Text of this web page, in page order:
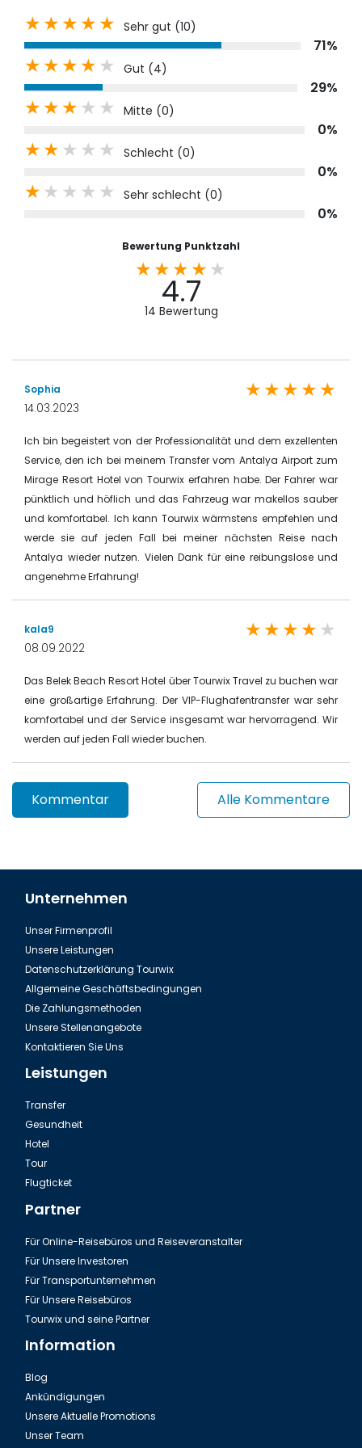
Sehr gut (10)
71%
Gut (4)
29%
Mitte (0)
0%
Schlecht (0)
0%
Sehr schlecht (0)
0%
Bewertung Punktzahl
4.7
14 Bewertung
Sophia
14.03.2023
Ich bin begeistert von der Professionalität und dem exzellenten
Service, den ich bei meinem Transfer vom Antalya Airport zum
Mirage Resort Hotel von Tourwix erfahren habe. Der Fahrer war
pünktlich und höflich und das Fahrzeug war makellos sauber
und komfortabel. Ich kann Tourwix wärmstens empfehlen und
werde sie auf jeden Fall bei meiner nächsten Reise nach
Antalya wieder nutzen. Vielen Dank für eine reibungslose und
angenehme Erfahrung!
kala9
08.09.2022
Das Belek Beach Resort Hotel über Tourwix Travel zu buchen war
eine großartige Erfahrung. Der VIP-Flughafentransfer war sehr
komfortabel und der Service insgesamt war hervorragend. Wir
werden auf jeden Fall wieder buchen.
Kommentar Alle Kommentare
Unternehmen
Unser Firmenprofil
Unsere Leistungen
Datenschutzerklärung Tourwix
Allgemeine Geschäftsbedingungen
Die Zahlungsmethoden
Unsere Stellenangebote
Kontaktieren Sie Uns
Leistungen
Transfer
Gesundheit
Hotel
Tour
Flugticket
Partner
Für Online-Reisebüros und Reiseveranstalter
Für Unsere Investoren
Für Transportunternehmen
Für Unsere Reisebüros
Tourwix und seine Partner
Information
Blog
Ankündigungen
Unsere Aktuelle Promotions
Unser Team